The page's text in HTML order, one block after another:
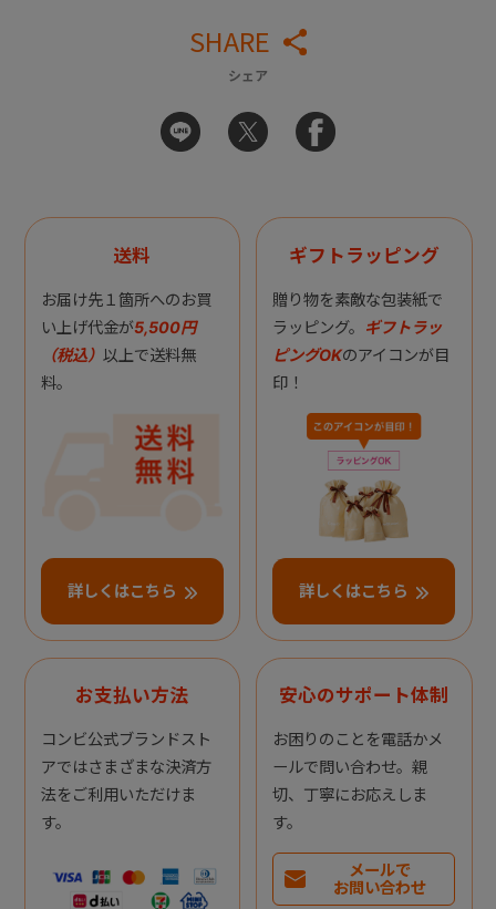
SHARE
シェア
送料
お届け先１箇所へのお買
い上げ代金が5,500円
（税込） 以上で送料無
料。
詳しくはこちら
ギフトラッピング
贈り物を素敵な包装紙で
ラッピング。 ギフトラッ
ピングOKのアイコンが目
印！
詳しくはこちら
お支払い方法
コンビ公式ブランドスト
アではさまざまな決済方
法をご利用いただけま
す。
安心のサポート体制
お困りのことを電話かメ
ールで問い合わせ。親
切、丁寧にお応えしま
す。
メールで
お問い合わせ